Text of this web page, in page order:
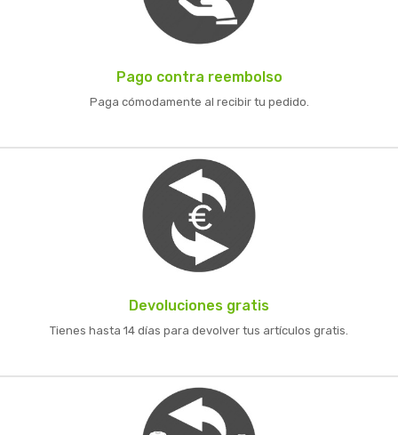
Pago contra reembolso
Paga cómodamente al recibir tu pedido.
Devoluciones gratis
Tienes hasta 14 días para devolver tus artículos gratis.